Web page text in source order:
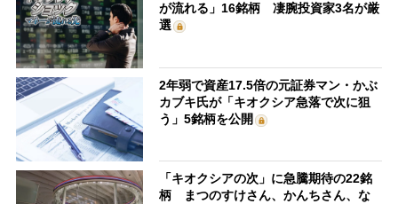
が流れる」16銘柄 凄腕投資家3名が厳
選
2年弱で資産17.5倍の元証券マン・かぶ
カブキ氏が「キオクシア急落で次に狙
う」5銘柄を公開
「キオクシアの次」に急騰期待の22銘
柄 まつのすけさん、かんちさん、な